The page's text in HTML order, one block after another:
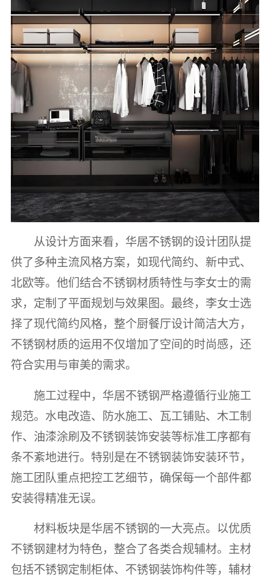
从设计方面来看，华居不锈钢的设计团队提
供了多种主流风格方案，如现代简约、新中式、
北欧等。他们结合不锈钢材质特性与李女士的需
求，定制了平面规划与效果图。最终，李女士选
择了现代简约风格，整个厨餐厅设计简洁大方，
不锈钢材质的运用不仅增加了空间的时尚感，还
符合实用与审美的需求。
施工过程中，华居不锈钢严格遵循行业施工
规范。水电改造、防水施工、瓦工铺贴、木工制
作、油漆涂刷及不锈钢装饰安装等标准工序都有
条不紊地进行。特别是在不锈钢装饰安装环节，
施工团队重点把控工艺细节，确保每一个部件都
安装得精准无误。
材料板块是华居不锈钢的一大亮点。以优质
不锈钢建材为特色，整合了各类合规辅材。主材
包括不锈钢定制柜体、不锈钢装饰构件等，辅材